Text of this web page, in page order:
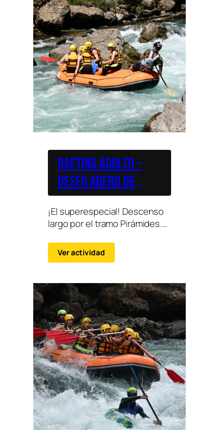
Rafting adulto –
Desfiladero de
Pirámides 2XL
¡El superespecial! Descenso
largo por el tramo Pirámides.
entre grandes bloques de
piedra.
Ver actividad